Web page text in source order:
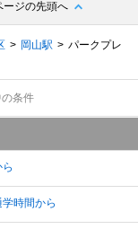
ージの先頭へ
岡山駅
パークプレ
条件
時間から